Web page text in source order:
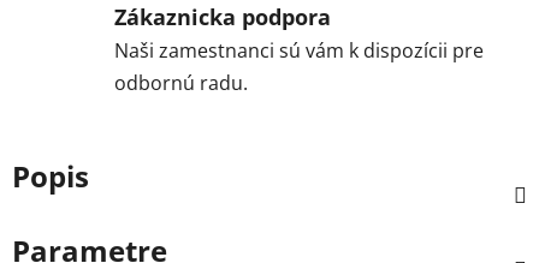
Zákaznicka podpora
Naši zamestnanci sú vám k dispozícii pre
odbornú radu.
Popis
Parametre